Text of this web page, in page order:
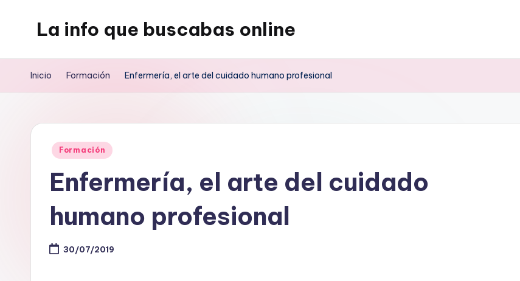
La info que buscabas online
blog
y
entretenerte
leyendo
Inicio Formación Enfermería, el arte del cuidado humano profesional
Publicado
Formación
Enfermería, el arte del cuidado
humano profesional
30/07/2019